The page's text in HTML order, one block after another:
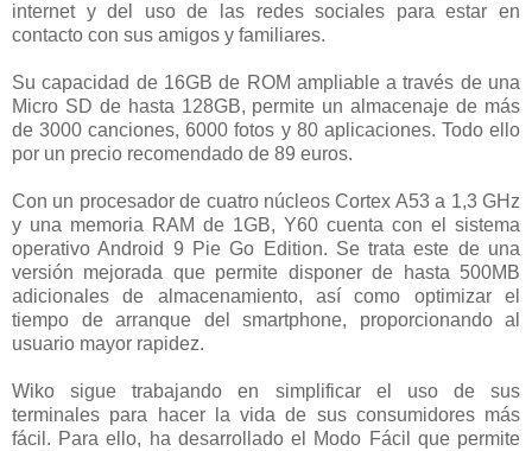
internet y del uso de las redes sociales para estar en
contacto con sus amigos y familiares.
Su capacidad de 16GB de ROM ampliable a través de una
Micro SD de hasta 128GB, permite un almacenaje de más
de 3000 canciones, 6000 fotos y 80 aplicaciones. Todo ello
por un precio recomendado de 89 euros.
Con un procesador de cuatro núcleos Cortex A53 a 1,3 GHz
y una memoria RAM de 1GB, Y60 cuenta con el sistema
operativo Android 9 Pie Go Edition. Se trata este de una
versión mejorada que permite disponer de hasta 500MB
adicionales de almacenamiento, así como optimizar el
tiempo de arranque del smartphone, proporcionando al
usuario mayor rapidez.
Wiko sigue trabajando en simplificar el uso de sus
terminales para hacer la vida de sus consumidores más
fácil. Para ello, ha desarrollado el Modo Fácil que permite